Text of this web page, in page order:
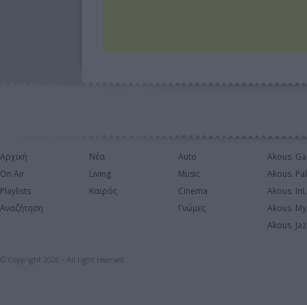
Αρχική
On Air
Playlists
Αναζήτηση
Νέα
Living
Καιρός
Auto
Music
Cinema
Γνώμες
Akous.
Akous.
Akous.
Akous.
Akous.
© Copyright 2026 - All right reserved.